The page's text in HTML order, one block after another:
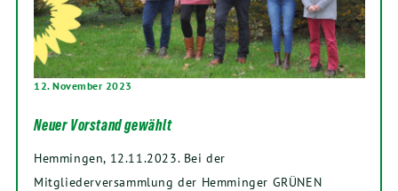
12. November 2023
Neuer Vorstand gewählt
Hemmingen, 12.11.2023. Bei der
Mitgliederversammlung der Hemminger GRÜNEN